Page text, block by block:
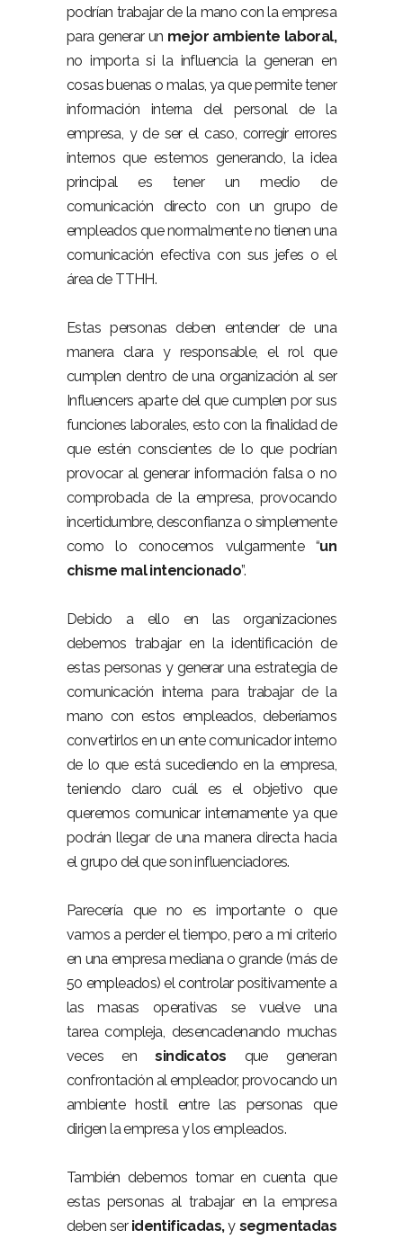
podrían trabajar de la mano con la empresa
para generar un mejor ambiente laboral,
no importa si la influencia la generan en
cosas buenas o malas, ya que permite tener
información interna del personal de la
empresa, y de ser el caso, corregir errores
internos que estemos generando, la idea
principal es tener un medio de
comunicación directo con un grupo de
empleados que normalmente no tienen una
comunicación efectiva con sus jefes o el
área de TTHH.
Estas personas deben entender de una
manera clara y responsable, el rol que
cumplen dentro de una organización al ser
Influencers aparte del que cumplen por sus
funciones laborales, esto con la finalidad de
que estén conscientes de lo que podrían
provocar al generar información falsa o no
comprobada de la empresa, provocando
incertidumbre, desconfianza o simplemente
como lo conocemos vulgarmente “un
chisme mal intencionado”.
Debido a ello en las organizaciones
debemos trabajar en la identificación de
estas personas y generar una estrategia de
comunicación interna para trabajar de la
mano con estos empleados, deberíamos
convertirlos en un ente comunicador interno
de lo que está sucediendo en la empresa,
teniendo claro cuál es el objetivo que
queremos comunicar internamente ya que
podrán llegar de una manera directa hacia
el grupo del que son influenciadores.
Parecería que no es importante o que
vamos a perder el tiempo, pero a mi criterio
en una empresa mediana o grande (más de
50 empleados) el controlar positivamente a
las masas operativas se vuelve una
tarea compleja, desencadenando muchas
veces ensindicatos que generan
confrontación al empleador, provocando un
ambiente hostil entre las personas que
dirigen la empresa y los empleados.
También debemos tomar en cuenta que
estas personas al trabajar en la empresa
deben ser identificadas,y segmentadas